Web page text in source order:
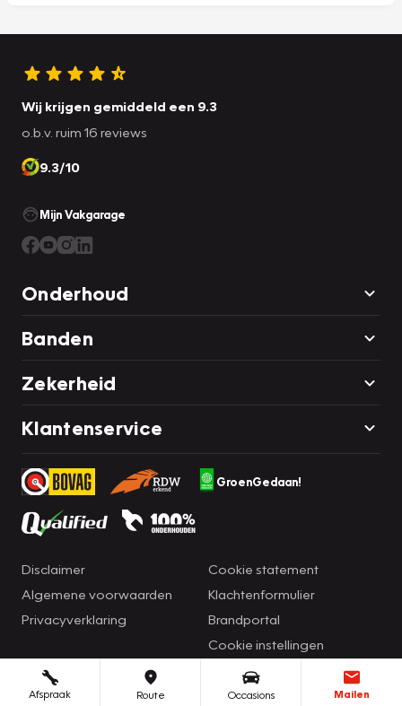
Afspraak Route Occasions Mailen
Wij krijgen gemiddeld een 9.3
o.b.v. ruim 16 reviews
9.3/10
Mijn Vakgarage
Onderhoud
Banden
Zekerheid
Klantenservice
GroenGedaan!
Disclaimer
Algemene voorwaarden
Privacyverklaring
Cookie statement
Klachtenformulier
Brandportal
Cookie instellingen